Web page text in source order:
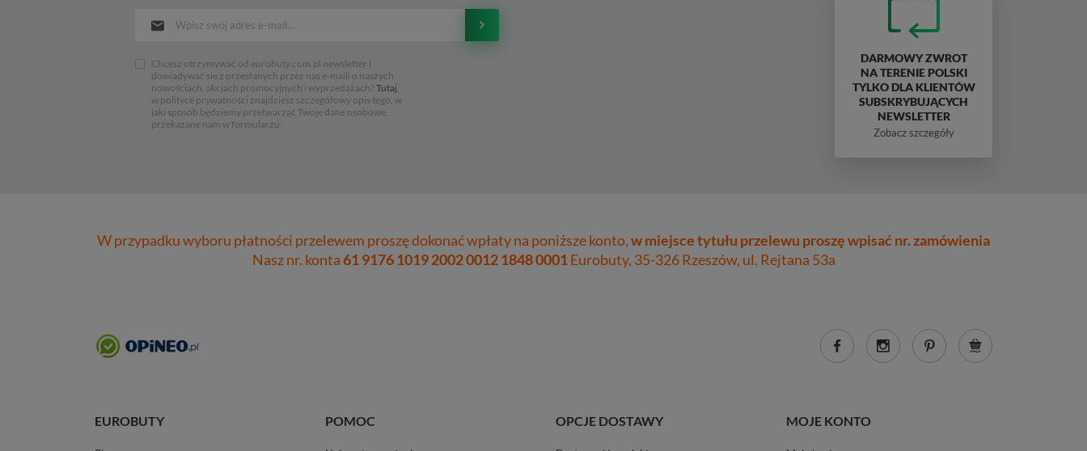
Chcesz otrzymywać od eurobuty.com.pl newsletter i
dowiadywać sie z przesłanych przez nas e-maili o naszych
nowościach, akcjach promocyjnych i wyprzedażach? Tutaj,
w polityce prywatności znajdziesz szczegółowy opis tego, w
jaki sposób będziemy przetwarzać Twoje dane osobowe,
przekazane nam w formularzu.
DARMOWY ZWROT
NA TERENIE POLSKI
TYLKO DLA KLIENTÓW
SUBSKRYBUJĄCYCH
NEWSLETTER
Zobacz szczegóły
W przypadku wyboru płatności przelewem proszę dokonać wpłaty na poniższe konto,w miejsce tytułu przelewu proszę wpisać nr. zamówienia
Nasz nr. konta61 9176 1019 2002 0012 1848 0001Eurobuty, 35-326 Rzeszów, ul. Rejtana 53a
EUROBUTY POMOC OPCJE DOSTAWY MOJE KONTO